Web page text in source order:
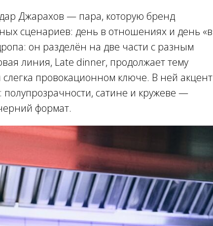
Джарахов — пара, которую бренд
сценариев: день в отношениях и день «в
он разделён на две части с разным
линия, Late dinner, продолжает тему
провокационном ключе. В ней акцент
полупрозрачности, сатине и кружеве —
формат.